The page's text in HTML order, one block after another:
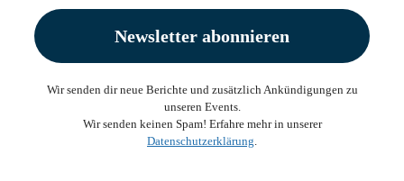
Wir senden dir neue Berichte und zusätzlich Ankündigungen zu
unseren Events.
Wir senden keinen Spam! Erfahre mehr in unserer
Datenschutzerklärung.